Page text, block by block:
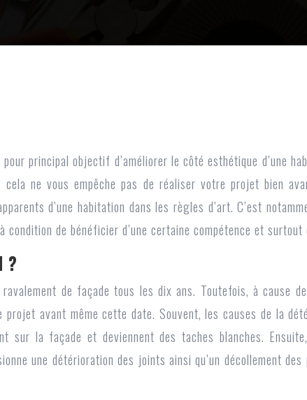
principal objectif d’améliorer le côté esthétique d’une
ne vous empêche pas de réaliser votre projet bien
d’une habitation dans les règles d’art. C’est
de bénéficier d’une certaine compétence et
?
de façade tous les dix ans. Toutefois, à cause
avant même cette date. Souvent, les causes de la
sur la façade et deviennent des taches blanches.
une détérioration des joints ainsi qu’un décollement